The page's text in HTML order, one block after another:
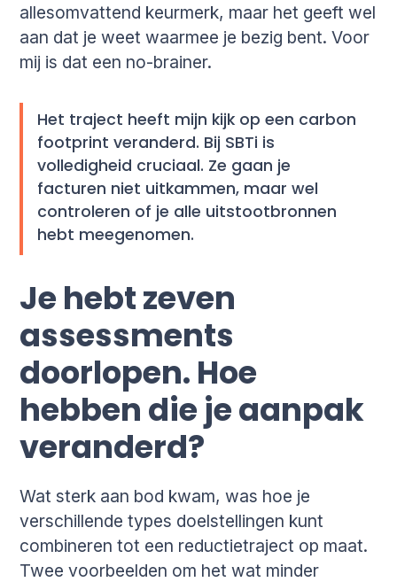
allesomvattend keurmerk, maar het geeft wel
aan dat je weet waarmee je bezig bent. Voor
mij is dat een no-brainer.
Het traject heeft mijn kijk op een carbon
footprint veranderd. Bij SBTi is
volledigheid cruciaal. Ze gaan je
facturen niet uitkammen, maar wel
controleren of je alle uitstootbronnen
hebt meegenomen.
Je hebt zeven
assessments
doorlopen. Hoe
hebben die je aanpak
veranderd?
Wat sterk aan bod kwam, was hoe je
verschillende types doelstellingen kunt
combineren tot een reductietraject op maat.
Twee voorbeelden om het wat minder